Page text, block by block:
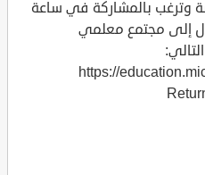
وترغب بالمشاركة في ساعة
إلى مجتمع معلمي
https://